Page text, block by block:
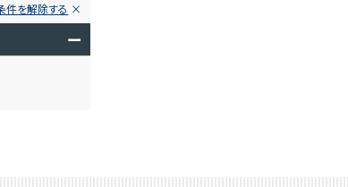
件を解除する
ー